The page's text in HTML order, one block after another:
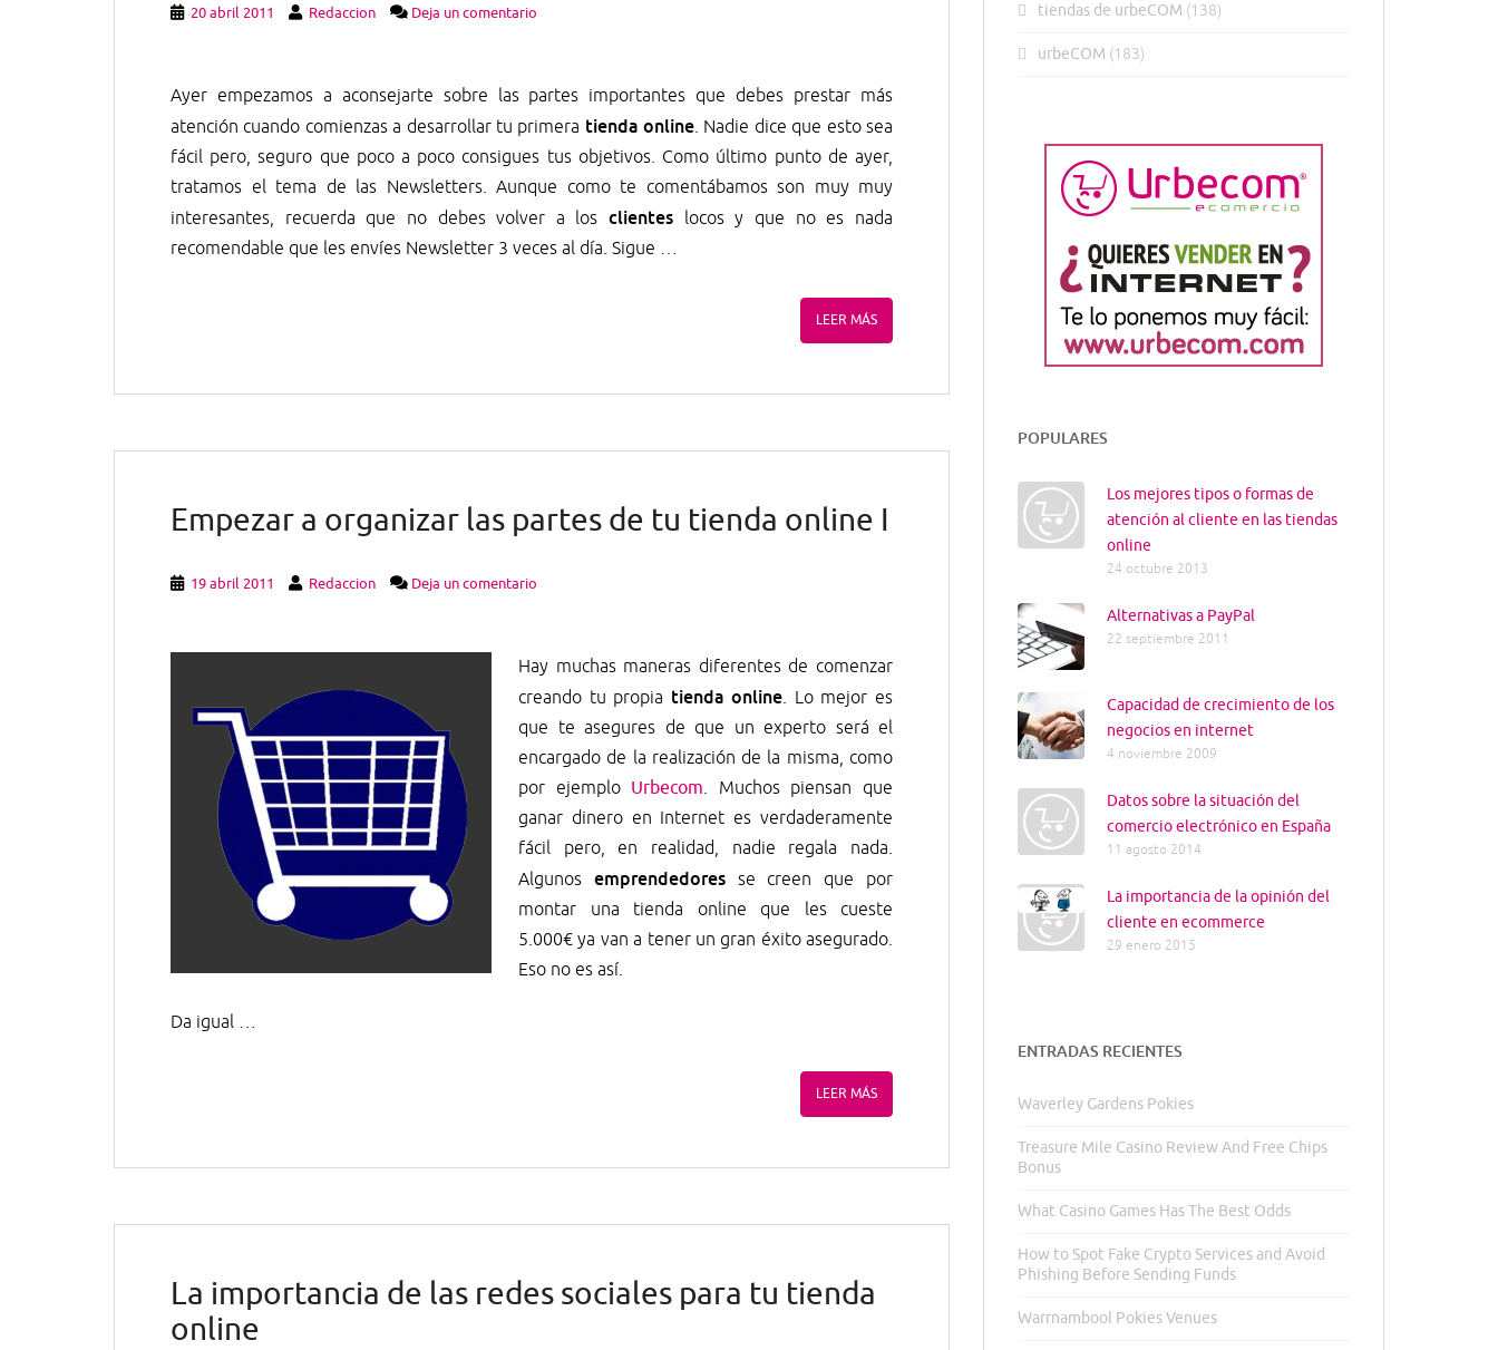
20 abril 2011 Redaccion Deja un comentario
Ayer empezamos a aconsejarte sobre las partes importantes que debes prestar más
atención cuando comienzas a desarrollar tu primera tienda online. Nadie dice que esto sea
fácil pero, seguro que poco a poco consigues tus objetivos. Como último punto de ayer,
tratamos el tema de las Newsletters. Aunque como te comentábamos son muy muy
interesantes, recuerda que no debes volver a losclientes locos y que no es nada
recomendable que les envíes Newsletter 3 veces al día. Sigue …
LEER MÁS
Empezar a organizar las partes de tu tienda online I
19 abril 2011 Redaccion Deja un comentario
Hay muchas maneras diferentes de comenzar
creando tu propia tienda online. Lo mejor es
que te asegures de que un experto será el
encargado de la realización de la misma, como
por ejemplo Urbecom. Muchos piensan que
ganar dinero en Internet es verdaderamente
fácil pero, en realidad, nadie regala nada.
Algunos emprendedoresse creen que por
montar una tienda online que les cueste
5.000€ ya van a tener un gran éxito asegurado.
Eso no es así.
Da igual …
LEER MÁS
La importancia de las redes sociales para tu tienda
online
tiendas de urbeCOM (138)
urbeCOM (183)
POPULARES
Los mejores tipos o formas de
atención al cliente en las tiendas
online
24 octubre 2013
Alternativas a PayPal
22 septiembre 2011
Capacidad de crecimiento de los
negocios en internet
4 noviembre 2009
Datos sobre la situación del
comercio electrónico en España
11 agosto 2014
La importancia de la opinión del
cliente en ecommerce
29 enero 2015
ENTRADAS RECIENTES
Waverley Gardens Pokies
Treasure Mile Casino Review And Free Chips
Bonus
What Casino Games Has The Best Odds
How to Spot Fake Crypto Services and Avoid
Phishing Before Sending Funds
Warrnambool Pokies Venues